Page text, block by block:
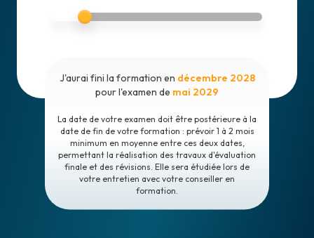
J'aurai fini la formation en décembre 2028
pour l'examen de mai 2029
La date de votre examen doit être postérieure à la
date de fin de votre formation : prévoir 1 à 2 mois
minimum en moyenne entre ces deux dates,
permettant la réalisation des travaux d'évaluation
finale et des révisions. Elle sera étudiée lors de
votre entretien avec votre conseiller en
formation.